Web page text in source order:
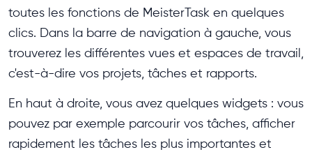
toutes les fonctions de MeisterTask en quelques
clics. Dans la barre de navigation à gauche, vous
trouverez les différentes vues et espaces de travail,
c'est-à-dire vos projets, tâches et rapports.
En haut à droite, vous avez quelques widgets : vous
pouvez par exemple parcourir vos tâches, afficher
rapidement les tâches les plus importantes et